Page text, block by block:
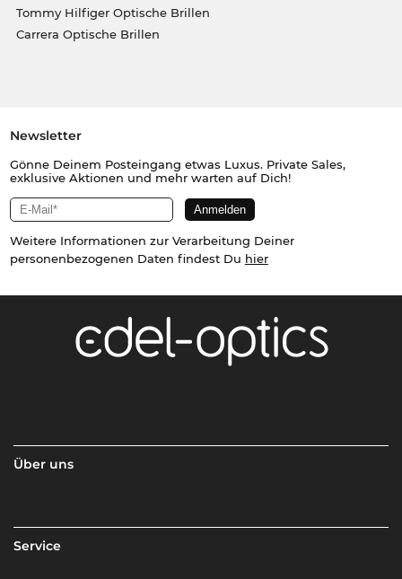
Tommy Hilfiger Optische Brillen
Carrera Optische Brillen
Newsletter
Gönne Deinem Posteingang etwas Luxus. Private Sales,
exklusive Aktionen und mehr warten auf Dich!
Weitere Informationen zur Verarbeitung Deiner
personenbezogenen Daten findest Du hier
Über uns
Service